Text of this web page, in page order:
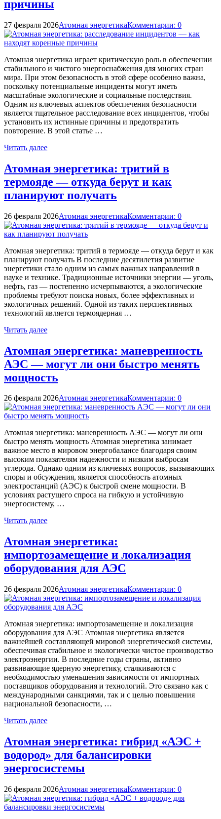
причины
27 февраля 2026Атомная энергетикаКомментарии: 0
Атомная энергетика играет критическую роль в обеспечении
стабильного и чистого энергоснабжения для многих стран
мира. При этом безопасность в этой сфере особенно важна,
поскольку потенциальные инциденты могут иметь
масштабные экологические и социальные последствия.
Одним из ключевых аспектов обеспечения безопасности
является тщательное расследование всех инцидентов, чтобы
установить их истинные причины и предотвратить
повторение. В этой статье …
Читать далее
Атомная энергетика: тритий в
термояде — откуда берут и как
планируют получать
26 февраля 2026Атомная энергетикаКомментарии: 0
Атомная энергетика: тритий в термояде — откуда берут и как
планируют получать В последние десятилетия развитие
энергетики стало одним из самых важных направлений в
науке и технике. Традиционные источники энергии — уголь,
нефть, газ — постепенно исчерпываются, а экологические
проблемы требуют поиска новых, более эффективных и
экологичных решений. Одной из таких перспективных
технологий является термоядерная …
Читать далее
Атомная энергетика: маневренность
АЭС — могут ли они быстро менять
мощность
26 февраля 2026Атомная энергетикаКомментарии: 0
Атомная энергетика: маневренность АЭС — могут ли они
быстро менять мощность Атомная энергетика занимает
важное место в мировом энергобалансе благодаря своим
высоким показателям надежности и низким выбросам
углерода. Однако одним из ключевых вопросов, вызывающих
споры и обсуждения, является способность атомных
электростанций (АЭС) к быстрой смене мощности. В
условиях растущего спроса на гибкую и устойчивую
энергосистему, …
Читать далее
Атомная энергетика:
импортозамещение и локализация
оборудования для АЭС
26 февраля 2026Атомная энергетикаКомментарии: 0
Атомная энергетика: импортозамещение и локализация
оборудования для АЭС Атомная энергетика является
важнейшей составляющей мировой энергетической системы,
обеспечивая стабильное и экологически чистое производство
электроэнергии. В последние годы страны, активно
развивающие ядерную энергетику, сталкиваются с
необходимостью уменьшения зависимости от импортных
поставщиков оборудования и технологий. Это связано как с
международными санкциями, так и с целью повышения
национальной безопасности, …
Читать далее
Атомная энергетика: гибрид «АЭС +
водород» для балансировки
энергосистемы
26 февраля 2026Атомная энергетикаКомментарии: 0